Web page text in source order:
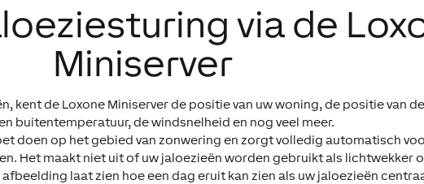
via de
Miniserver
kent de Loxone Miniserver de positie van uw woning, de positie van
buitentemperatuur, de windsnelheid en nog veel meer.
doen op het gebied van zonwering en zorgt volledig automatisch
Het maakt niet uit of uw jaloezieën worden gebruikt als lichtwekker
laat zien hoe een dag eruit kan zien als uw jaloezieën